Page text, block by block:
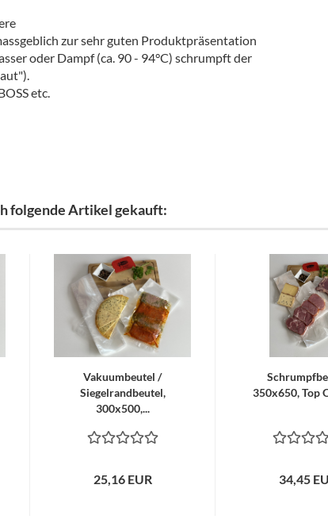
zur sehr guten Produktpräsentation
oder Dampf (ca. 90 - 94°C) schrumpft der
etc.
folgende Artikel gekauft:
Vakuumbeutel /
Siegelrandbeutel,
300x500,...
25,16 EUR
350x650, Top
34,45